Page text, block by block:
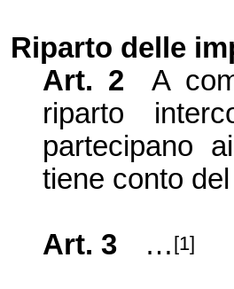
Riparto delle
Art. 2
A
riparto
partecipano
tiene conto
Art. 3 … [1]